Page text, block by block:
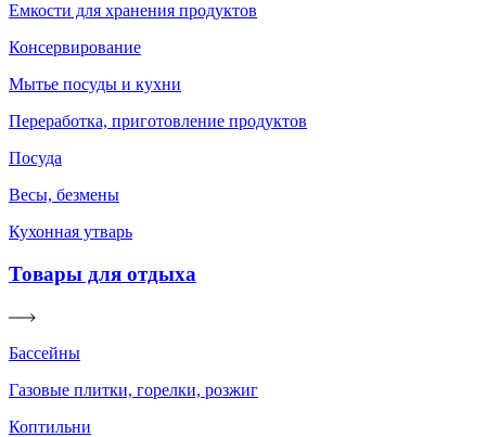
Емкости для хранения продуктов
Консервирование
Мытье посуды и кухни
Переработка, приготовление продуктов
Посуда
Весы, безмены
Кухонная утварь
Товары для отдыха
Бассейны
Газовые плитки, горелки, розжиг
Коптильни